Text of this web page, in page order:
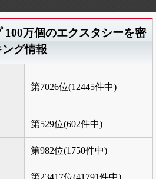
100万個のエクスタシーを密
グ情報
第7026位(12445件中)
第529位(602件中)
第982位(1750件中)
第23417位(41791件中)